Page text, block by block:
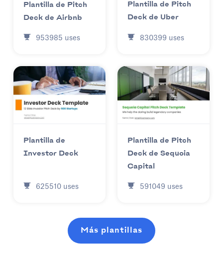
Plantilla de Pitch
Deck de Airbnb
953985 uses
Plantilla de Pitch
Deck de Uber
830399 uses
Plantilla de
Investor Deck
625510 uses
Plantilla de Pitch
Deck de Sequoia
Capital
591049 uses
Más plantillas